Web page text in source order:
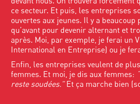
ce secteur. Et puis, les entreprises
ouvertes aux jeunes. Il y a
qu’avant pour devenir alternant et
après. Moi, par exemple, je ferai un
International en Entreprise) ou je
Enfin, les entreprises veulent de
femmes. Et moi, je dis aux femmes:
reste soudées.”Et ça marche bien